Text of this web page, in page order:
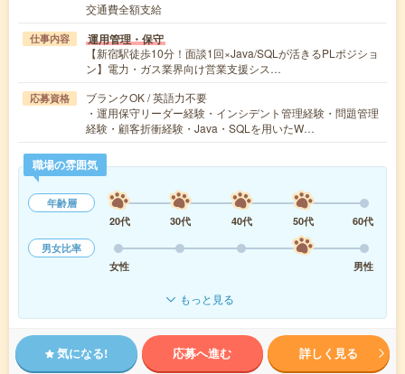
交通費全額支給
仕事内容 運用管理・保守
【新宿駅徒歩10分！面談1回×Java/SQLが活きるPLポジショ
ン】電力・ガス業界向け営業支援シス…
応募資格
ブランクOK / 英語力不要
・運用保守リーダー経験・インシデント管理経験・問題管理
経験・顧客折衝経験・Java・SQLを用いたW…
職場の雰囲気
年齢層
20代
30代 40代 50代
60代
男女比率
女性
男性
もっと見る
気になる! 応募へ進む 詳しく見る